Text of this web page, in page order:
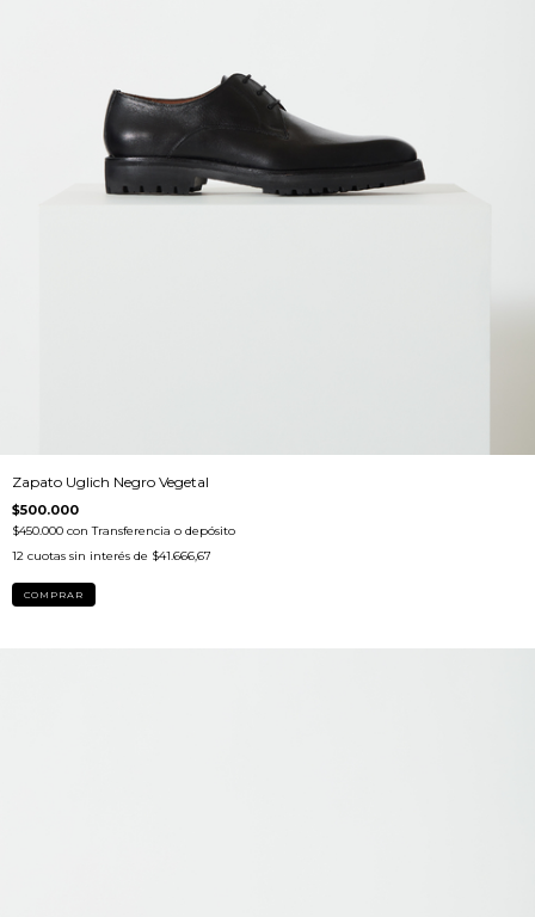
Zapato Uglich Negro Vegetal
$500.000
$450.000 con Transferencia o depósito
12 cuotas sin interés de $41.666,67
COMPRAR